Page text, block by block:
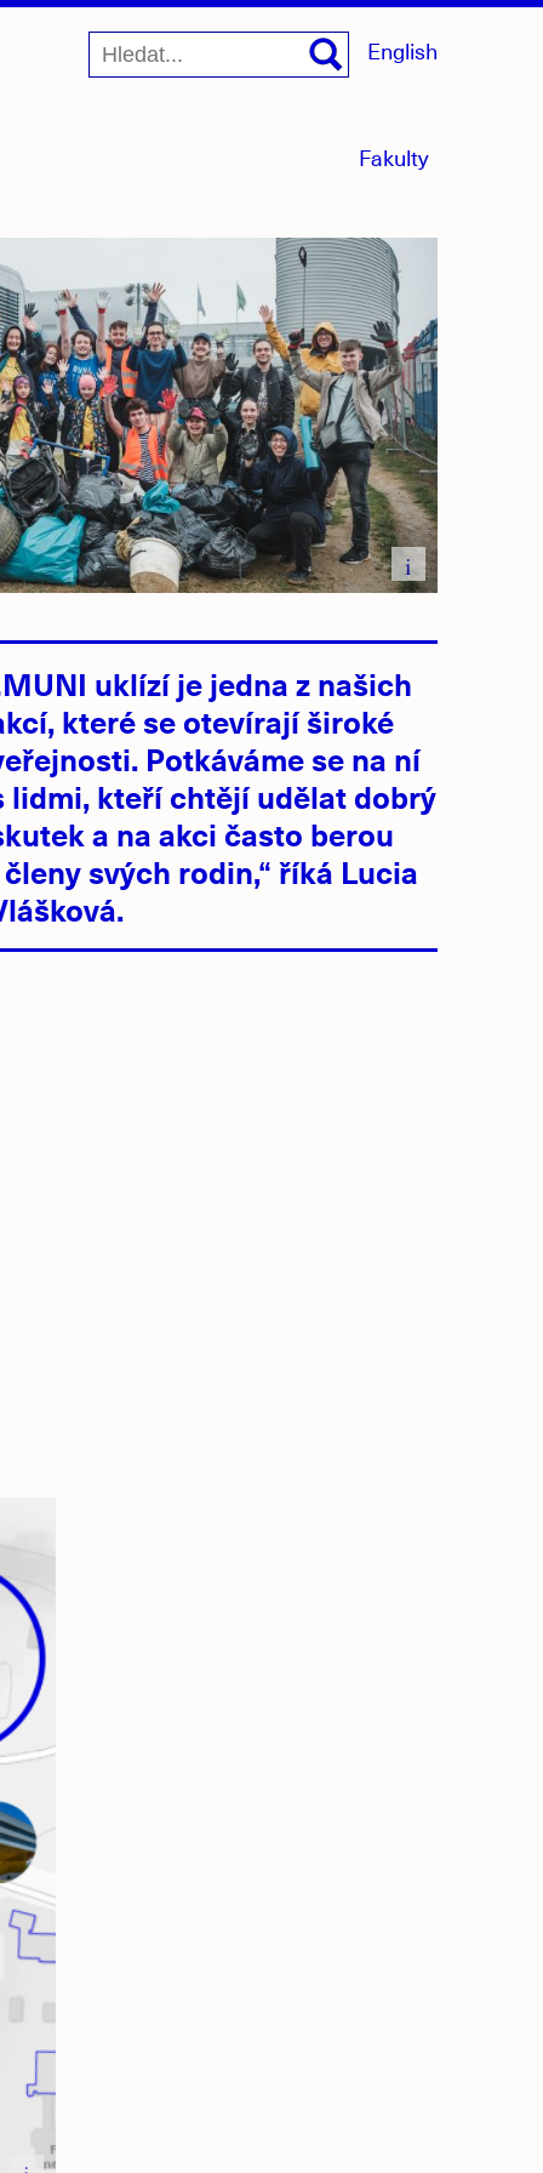
Fakultymenu
English
i
uklízí je jedna z našich
které se otevírají široké
Potkáváme se na ní
lidmi, kteří chtějí udělat dobrý
a na akci často berou
svých rodin,“ říká Lucia